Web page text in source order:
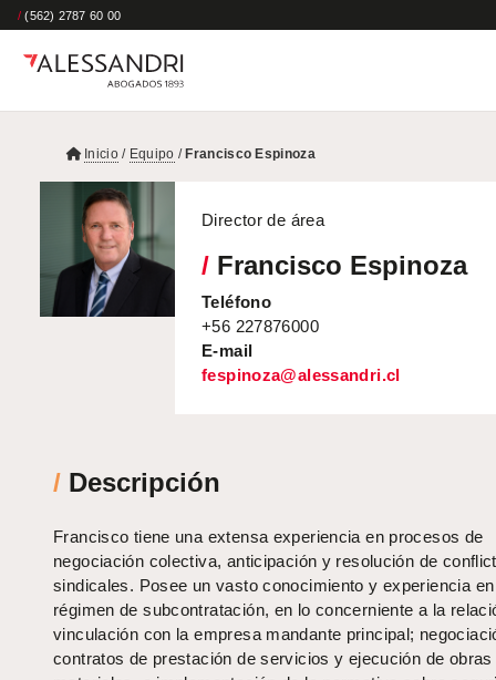
/ (562) 2787 60 00
Inicio/ Equipo / Francisco Espinoza
Director de área
/ Francisco Espinoza
Teléfono
+56 227876000
E-mail
fespinoza@alessandri.cl
/ Descripción
Francisco tiene una extensa experiencia en procesos de
negociación colectiva, anticipación y resolución de
sindicales. Posee un vasto conocimiento y experiencia
régimen de subcontratación, en lo concerniente a la
vinculación con la empresa mandante principal;
contratos de prestación de servicios y ejecución de obras